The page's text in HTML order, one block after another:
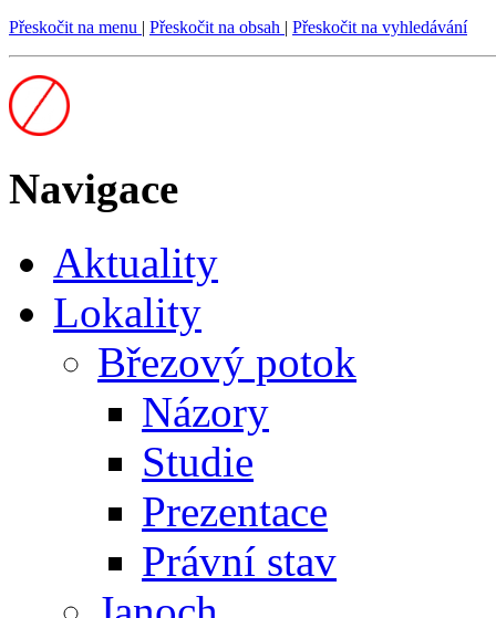
Přeskočit na menu | Přeskočit na obsah | Přeskočit na vyhledávání
Navigace
Aktuality
Lokality
Březový potok
Názory
Studie
Prezentace
Právní stav